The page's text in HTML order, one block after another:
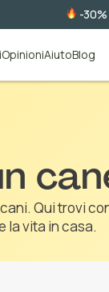
-
OpinioniAiutoBlog
Qui trovi
la vita in casa.